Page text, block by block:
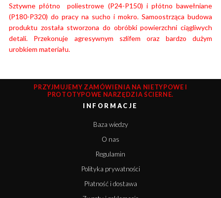
Sztywne płótno poliestrowe (P24-P150) i płótno bawełniane
(P180-P320) do pracy na sucho i mokro. Samoostrząca budowa
produktu została stworzona do obróbki powierzchni ciągliwych
detali. Przekonuje agresywnym szlifem oraz bardzo dużym
urobkiem materiału.
PRZYJMUJEMY ZAMÓWIENIA NA NIETYPOWE I
PROTOTYPOWE NARZĘDZIA ŚCIERNE.
INFORMACJE
Baza wiedzy
O nas
Regulamin
Polityka prywatności
Płatność i dostawa